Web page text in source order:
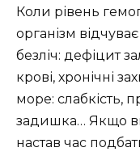
Коли рівень
організм
безліч: дефіцит
крові, хронічні
море: слабкість,
задишка… Якщо
настав час